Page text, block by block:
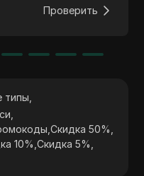
и доступа кПроверить
типы
,Скидка 50%
10% ,Скидка 5%